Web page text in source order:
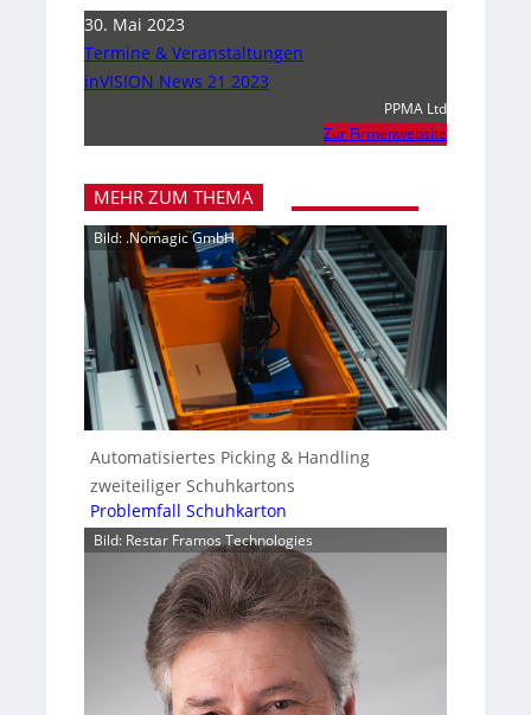
30. Mai 2023
Termine & Veranstaltungen
inVISION News 21 2023
PPMA Ltd
Zur Firmenwebsite
MEHR ZUM THEMA
Bild: .Nomagic GmbH
Automatisiertes Picking & Handling
zweiteiliger Schuhkartons
Problemfall Schuhkarton
Bild: Restar Framos Technologies